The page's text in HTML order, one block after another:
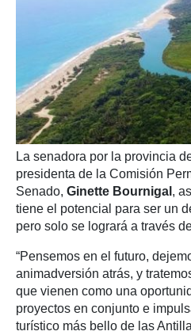
La senadora por la provincia
presidenta de la Comisión
Senado, Ginette Bournigal ,
tiene el potencial para ser un
pero solo se logrará a través
“Pensemos en el futuro,
animadversión atrás, y
que vienen como una
proyectos en conjunto e
turístico más bello de las